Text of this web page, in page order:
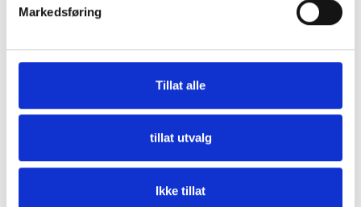
Markedsføring
Tillat alle
tillat utvalg
Ikke tillat